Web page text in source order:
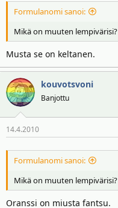
Formulanomi sanoi:
Mikä on muuten lempivärisi?
Musta se on keltanen.
kouvotsvoni
Banjottu
14.4.2010
Formulanomi sanoi:
Mikä on muuten lempivärisi?
Oranssi on miusta fantsu.